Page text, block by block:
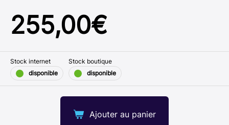
255,00€
Ajouter au panier
Stock internet
disponible
Stock boutique
disponible